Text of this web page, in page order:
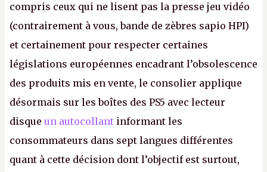
compris ceux qui ne lisent pas la presse jeu vidéo
(contrairement à vous, bande de zèbres sapio HPI)
et certainement pour respecter certaines
législations européennes encadrant l’obsolescence
des produits mis en vente, le consolier applique
désormais sur les boîtes des PS5 avec lecteur
disque un autocollant informant les
consommateurs dans sept langues différentes
quant à cette décision dont l’objectif est surtout,